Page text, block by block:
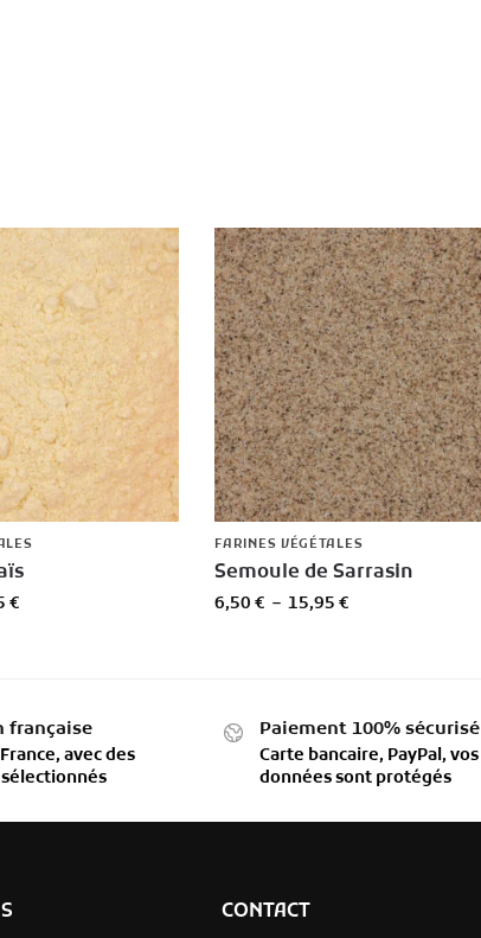
€
FARINES VÉGÉTALES
Semoule de Sarrasin
6,50€ – 15,95€
française
avec des
Paiement 100% sécurisé
Carte bancaire, PayPal, vos
données sont protégés
CONTACT